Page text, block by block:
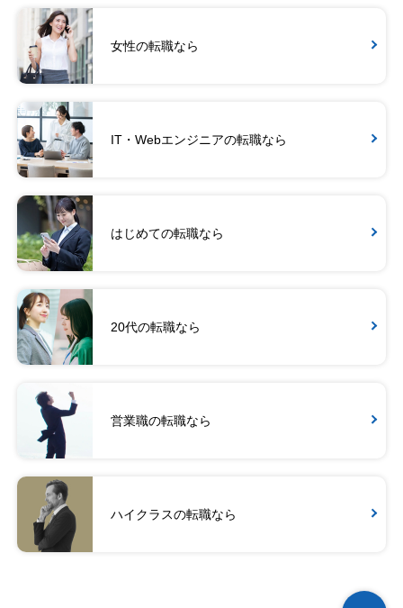
女性の転職なら
IT・Webエンジニアの転職なら
はじめての転職なら
20代の転職なら
営業職の転職なら
ハイクラスの転職なら